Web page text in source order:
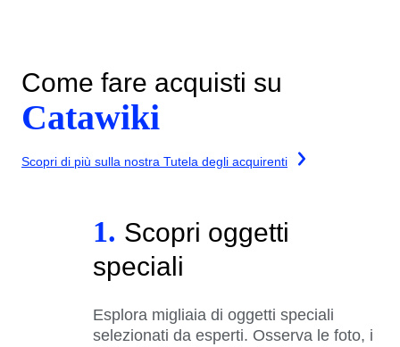
Come fare acquisti su
Catawiki
Scopri di più sulla nostra Tutela degli acquirenti
1. Scopri oggetti
speciali
Esplora migliaia di oggetti speciali
selezionati da esperti. Osserva le foto, i